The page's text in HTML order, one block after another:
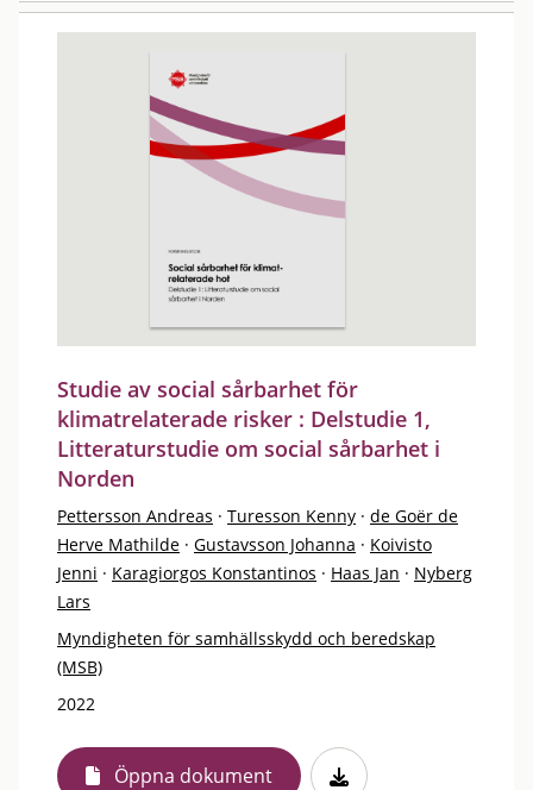
Studie av social sårbarhet för
klimatrelaterade risker : Delstudie 1,
Litteraturstudie om social sårbarhet i
Norden
Pettersson Andreas · Turesson Kenny · de Goër de
Herve Mathilde · Gustavsson Johanna · Koivisto
Jenni · Karagiorgos Konstantinos · Haas Jan · Nyberg
Lars
Myndigheten för samhällsskydd och beredskap
(MSB)
2022
Öppna dokument